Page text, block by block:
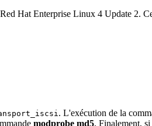
Hat Enterprise Linux 4 Update 2.
. L'exécution de la
modprobe md5. Finalement,